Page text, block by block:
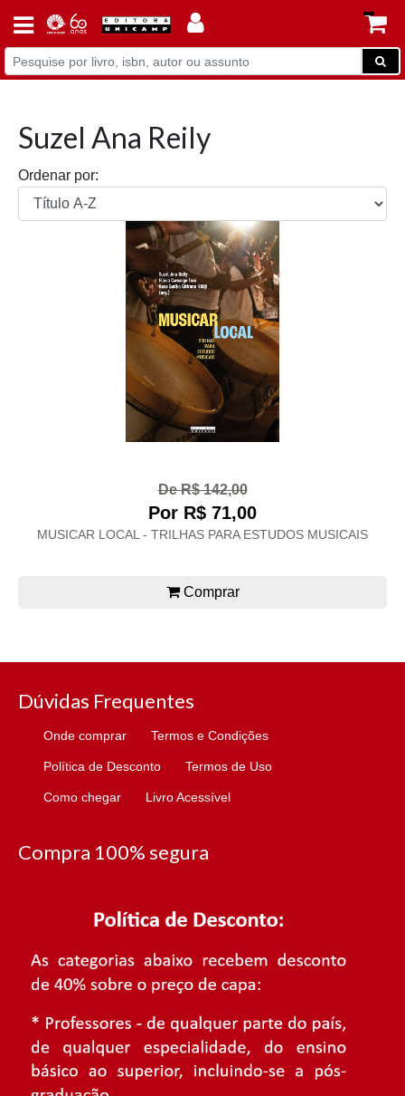
Suzel Ana Reily
Ordenar por:
De R$ 142,00
Por R$ 71,00
MUSICAR LOCAL - TRILHAS PARA ESTUDOS MUSICAIS
Comprar
Dúvidas Frequentes
Onde comprar Termos e Condições
Política de Desconto Termos de Uso
Como chegar Livro Acessível
Compra 100% segura